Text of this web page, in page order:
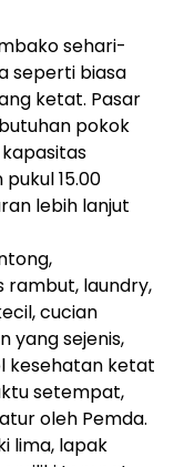
sehari-
seperti biasa
ketat. Pasar
pokok
15.00
lebih lanjut
laundry,
cucian
yang sejenis,
kesehatan ketat
setempat,
oleh Pemda.
lima, lapak